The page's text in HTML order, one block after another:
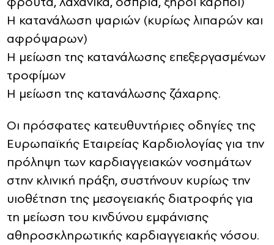
Η κατανάλωση ψαριών (κυρίως λιπαρών και
αφρόψαρων)
Η μείωση της κατανάλωσης επεξεργασμένων
τροφίμων
Η μείωση της κατανάλωσης ζάχαρης.
Οι πρόσφατες κατευθυντήριες οδηγίες της
Ευρωπαϊκής Εταιρείας Καρδιολογίας για την
πρόληψη των καρδιαγγειακών νοσημάτων
στην κλινική πράξη, συστήνουν κυρίως την
υιοθέτηση της μεσογειακής διατροφής για
τη μείωση του κινδύνου εμφάνισης
αθηροσκληρωτικής καρδιαγγειακής νόσου.